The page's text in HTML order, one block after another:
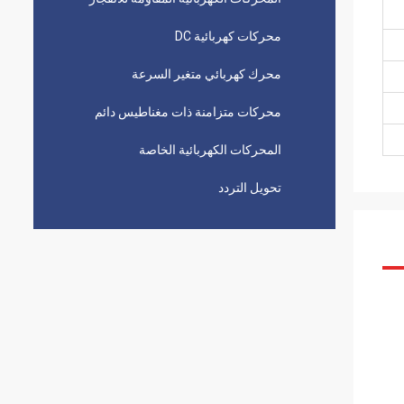
محركات كهربائية DC
محرك كهربائي متغير السرعة
محركات متزامنة ذات مغناطيس دائم
المحركات الكهربائية الخاصة
تحويل التردد